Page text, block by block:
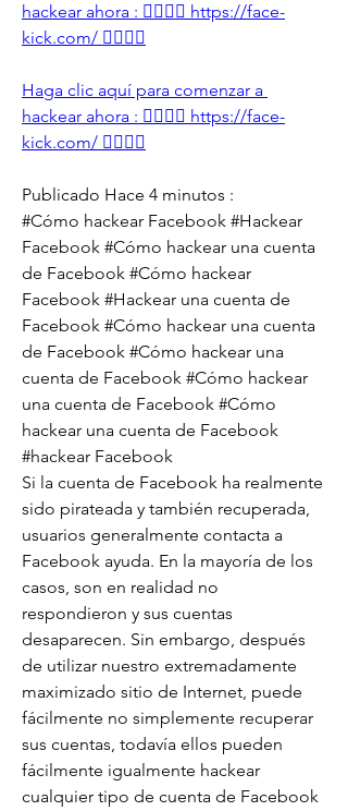
hackear ahora : 👉🏻👉🏻 https://face-
kick.com/ 👈🏻👈🏻
Haga clic aquí para comenzar a
hackear ahora : 👉🏻👉🏻 https://face-
kick.com/ 👈🏻👈🏻
Publicado Hace 4 minutos :
#Cómo hackear Facebook #Hackear
Facebook #Cómo hackear una cuenta
de Facebook #Cómo hackear
Facebook #Hackear una cuenta de
Facebook #Cómo hackear una cuenta
de Facebook #Cómo hackear una
cuenta de Facebook #Cómo hackear
una cuenta de Facebook #Cómo
hackear una cuenta de Facebook
#hackear Facebook
Si la cuenta de Facebook ha realmente
sido pirateada y también recuperada,
usuarios generalmente contacta a
Facebook ayuda. En la mayoría de los
casos, son en realidad no
respondieron y sus cuentas
desaparecen. Sin embargo, después
de utilizar nuestro extremadamente
maximizado sitio de Internet, puede
fácilmente no simplemente recuperar
sus cuentas, todavía ellos pueden
fácilmente igualmente hackear
cualquier tipo de cuenta de Facebook